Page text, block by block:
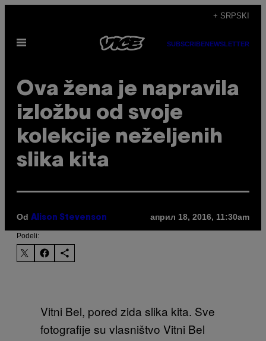
садржај
+ SRPSKI
Otvori
SUBSCRIBENEWSLETTER
​Ova žena je napravila
izložbu od svoje
kolekcije neželjenih
slika kita
Od Alison Stevenson април 18, 2016, 11:30am
Podeli:
Vitni Bel, pored zida slika kita. Sve
fotografije su vlasništvo Vitni Bel